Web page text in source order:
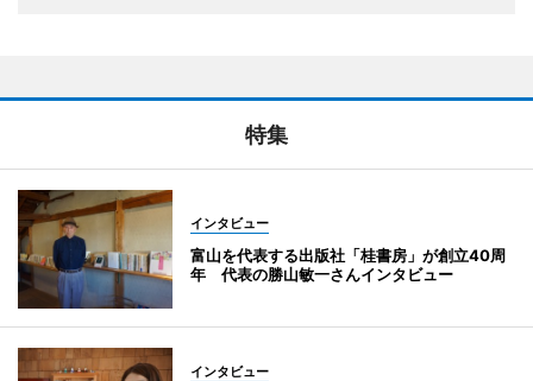
特集
インタビュー
富山を代表する出版社「桂書房」が創立40周
年 代表の勝山敏一さんインタビュー
インタビュー